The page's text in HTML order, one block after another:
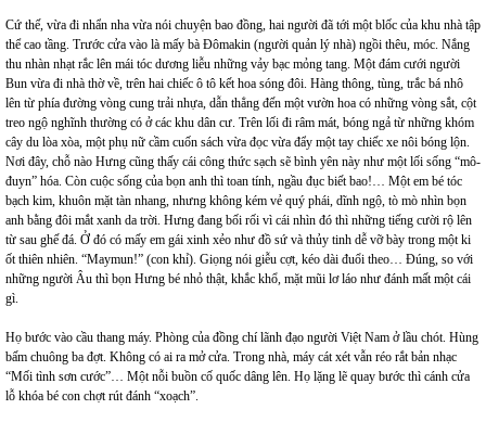
Cứ thế, vừa đi nhẩn nha vừa nói chuyện bao đồng, hai người đã tới một blốc của khu nhà tập
thể cao tầng. Trước cửa vào là mấy bà Đômakin (người quản lý nhà) ngồi thêu, móc. Nắng
thu nhàn nhạt rắc lên mái tóc dương liễu những vảy bạc mỏng tang. Một đám cưới người
Bun vừa đi nhà thờ về, trên hai chiếc ô tô kết hoa sóng đôi. Hàng thông, tùng, trắc bá nhô
lên từ phía đường vòng cung trải nhựa, dẫn thẳng đến một vườn hoa có những vòng sắt, cột
treo ngộ nghĩnh thường có ở các khu dân cư. Trên lối đi râm mát, bóng ngả từ những khóm
cây du lòa xòa, một phụ nữ cầm cuốn sách vừa đọc vừa đẩy một tay chiếc xe nôi bóng lộn.
Nơi đây, chỗ nào Hưng cũng thấy cái công thức sạch sẽ bình yên này như một lối sống “mô-
đuyn” hóa. Còn cuộc sống của bọn anh thì toan tính, ngầu đục biết bao!… Một em bé tóc
bạch kim, khuôn mặt tàn nhang, nhưng không kém vẻ quý phái, dĩnh ngộ, tò mò nhìn bọn
anh bằng đôi mắt xanh da trời. Hưng đang bối rối vì cái nhìn đó thì những tiếng cười rộ lên
từ sau ghế đá. Ở đó có mấy em gái xinh xẻo như đồ sứ và thủy tinh dễ vỡ bày trong một ki
ốt thiên nhiên. “Maymun!” (con khỉ). Giọng nói giễu cợt, kéo dài đuổi theo… Đúng, so với
những người Âu thì bọn Hưng bé nhỏ thật, khắc khổ, mặt mũi lơ láo như đánh mất một cái
gì.
Họ bước vào cầu thang máy. Phòng của đồng chí lãnh đạo người Việt Nam ở lầu chót. Hùng
bấm chuông ba đợt. Không có ai ra mở cửa. Trong nhà, máy cát xét vẫn réo rắt bản nhạc
“Mối tình sơn cước”… Một nỗi buồn cố quốc dâng lên. Họ lặng lẽ quay bước thì cánh cửa
lỗ khóa bé con chợt rút đánh “xoạch”.